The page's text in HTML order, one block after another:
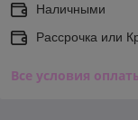
Наличными
Рассрочка или
Все условия